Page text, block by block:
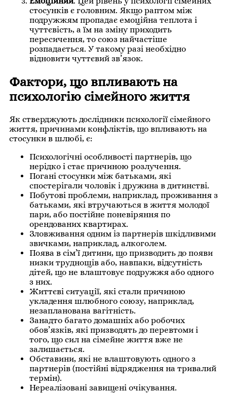
стосунків є головним. Якщо раптом між
подружжям пропадає емоційна теплота і
чуттєвість, а їм на зміну приходить
пересичення, то союз найчастіше
розпадається. У такому разі необхідно
відновити чуттєвий зв’язок.
Фактори, що впливають на
психологію сімейного життя
Як стверджують дослідники психології сімейного
життя, причинами конфліктів, що впливають на
стосунки в шлюбі, є:
Психологічні особливості партнерів, що
нерідко і стає причиною розлучення.
Погані стосунки між батьками, які
спостерігали чоловік і дружина в дитинстві.
Побутові проблеми, наприклад, проживання з
батьками, які втручаються в життя молодої
пари, або постійне поневіряння по
орендованих квартирах.
Зловживання одним із партнерів шкідливими
звичками, наприклад, алкоголем.
Поява в сім’ї дитини, що призводить до появи
низки труднощів або, навпаки, відсутність
дітей, що не влаштовує подружжя або одного
з них.
Життєві ситуації, які стали причиною
укладення шлюбного союзу, наприклад,
незапланована вагітність.
Занадто багато домашніх або робочих
обов’язків, які призводять до перевтоми і
того, що сил на сімейне життя вже не
залишається.
Обставини, які не влаштовують одного з
партнерів (постійні відрядження на тривалий
термін).
Нереалізовані завищені очікування.